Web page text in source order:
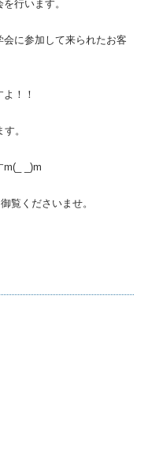
行います。
に参加して来られたお客
！！
。
m(_ _)m
覧くださいませ。